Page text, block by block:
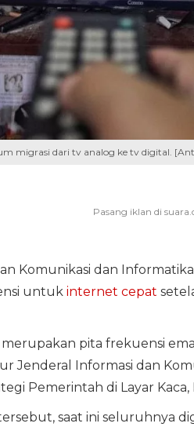
migrasi dari tv analog ke tv digital.
Komunikasi dan
untuk internet cepat
pita frekuensi
Jenderal Informasi dan
Pemerintah di Layar Kaca,
saat ini seluruhnya